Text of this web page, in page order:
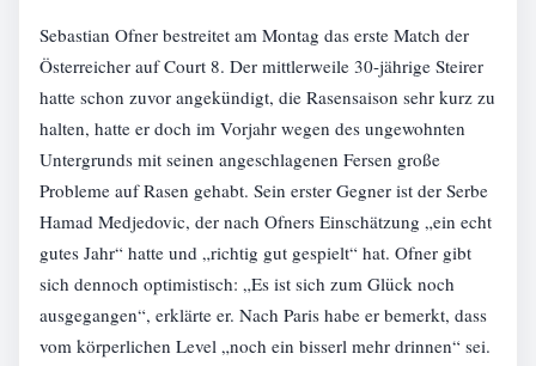
Sebastian Ofner bestreitet am Montag das erste Match der
Österreicher auf Court 8. Der mittlerweile 30-jährige Steirer
hatte schon zuvor angekündigt, die Rasensaison sehr kurz zu
halten, hatte er doch im Vorjahr wegen des ungewohnten
Untergrunds mit seinen angeschlagenen Fersen große
Probleme auf Rasen gehabt. Sein erster Gegner ist der Serbe
Hamad Medjedovic, der nach Ofners Einschätzung „ein echt
gutes Jahr“ hatte und „richtig gut gespielt“ hat. Ofner gibt
sich dennoch optimistisch: „Es ist sich zum Glück noch
ausgegangen“, erklärte er. Nach Paris habe er bemerkt, dass
vom körperlichen Level „noch ein bisserl mehr drinnen“ sei.